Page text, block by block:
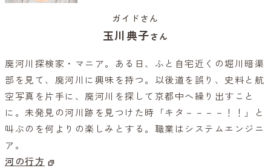
ガイドさん
玉川典子さん
廃河川探検家・マニア。ある日、ふと自宅近くの堀川暗渠
部を見て、廃河川に興味を持つ。以後道を誤り、史料と航
空写真を片手に、廃河川を探して京都中へ繰り出すこと
に。未発見の河川跡を見つけた時「キタ－－－－！！」と
叫ぶのを何よりの楽しみとする。職業はシステムエンジニ
ア。
河の行方